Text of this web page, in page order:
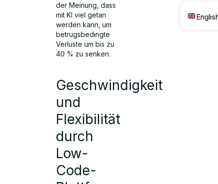
der Meinung, dass
mit KI viel getan
werden kann, um
betrugsbedingte
Verluste um bis zu
40 % zu senken.
Geschwindigkeit
und
Flexibilität
durch
Low-
Code-